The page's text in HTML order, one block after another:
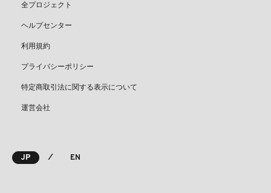
全プロジェクト
ヘルプセンター
利用規約
プライバシーポリシー
特定商取引法に関する表示について
運営会社
JP ⁄ EN